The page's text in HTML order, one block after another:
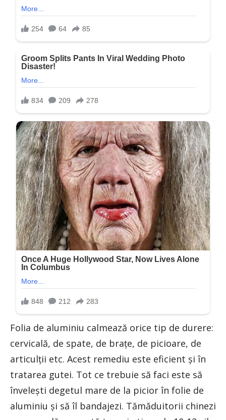
Folia de aluminiu calmează orice tip de durere:
cervicală, de spate, de brațe, de picioare, de
articulții etc. Acest remediu este eficient și în
tratarea gutei. Tot ce trebuie să faci este să
învelești degetul mare de la picior în folie de
aluminiu și să îl bandajezi. Tămăduitorii chinezi